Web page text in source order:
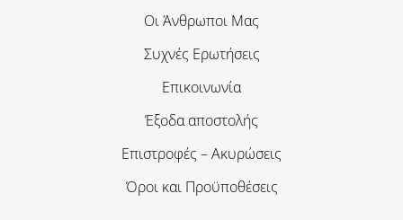
Οι Άνθρωποι Μας
Συχνές Ερωτήσεις
Επικοινωνία
Έξοδα αποστολής
Επιστροφές – Ακυρώσεις
Όροι και Προϋποθέσεις